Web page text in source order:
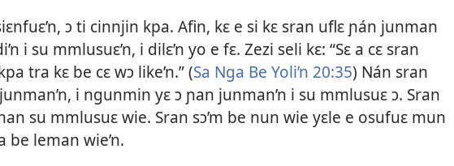
ɔ ti cinnjin kpa. Afin, kɛ e si kɛ sran uflɛ ɲán junman
i su mmlusuɛ’n, i dilɛ’n yo e fɛ. Zezi seli kɛ: “Sɛ a cɛ sran
tra kɛ be cɛ wɔ like’n.” (Sa Nga Be Yoli’n 20:35) Nán sran
i ngunmin yɛ ɔ ɲan junman’n i su mmlusuɛ ɔ. Sran
su mmlusuɛ wie. Sran sɔ’m be nun wie yɛle e osufuɛ mun
be leman wie’n.